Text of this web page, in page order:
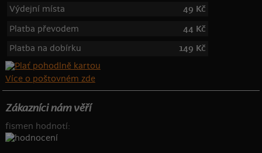
Výdejní místa
49 Kč
Platba převodem
44 Kč
Platba na dobírku
149 Kč
Více o poštovném zde
Zákazníci nám věří
fismen hodnotí: